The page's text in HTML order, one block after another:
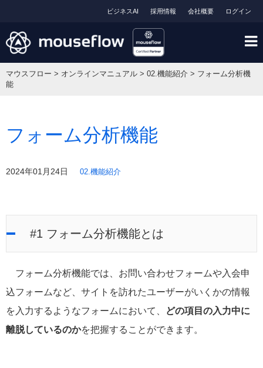
ログイン
会社概要
採用情報
ビジネスAI
マウスフロー > オンラインマニュアル > 02.機能紹介 > フォーム分析機
能
フォーム分析機能
2024年01月24日 02.機能紹介
#1 フォーム分析機能とは
フォーム分析機能では、お問い合わせフォームや入会申
込フォームなど、サイトを訪れたユーザーがいくかの情報
を入力するようなフォームにおいて、
どの項目の入力中に
離脱しているのかを把握することができます。